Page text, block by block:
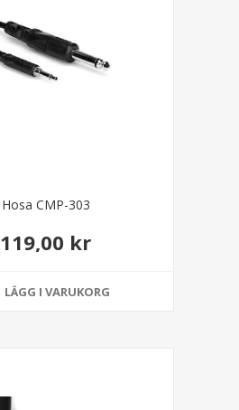
Hosa CMP-303
119,00 kr
LÄGG I VARUKORG